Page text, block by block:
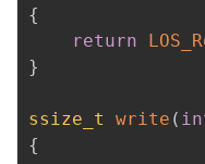
{
return
}
ssize_t write (
{